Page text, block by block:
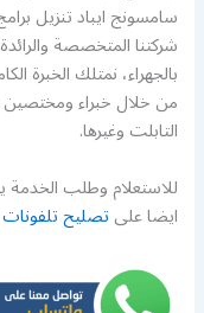
سامسونج ايباد تنزيل
شركتنا المتخصصة
بالجهراء، نمتلك الخبرة
من خلال خبراء ومختصين
التابلت وغيرها.
للاستعلام وطلب الخدمة
ايضا علىتصليح